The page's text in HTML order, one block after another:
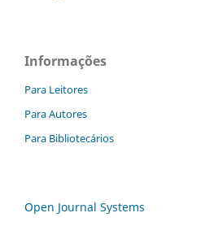
Informações
Para Leitores
Para Autores
Para Bibliotecários
Open Journal Systems